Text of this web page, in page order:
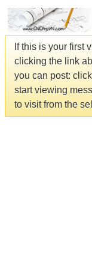
If this is your first
clicking the link
you can post:
start viewing
to visit from the